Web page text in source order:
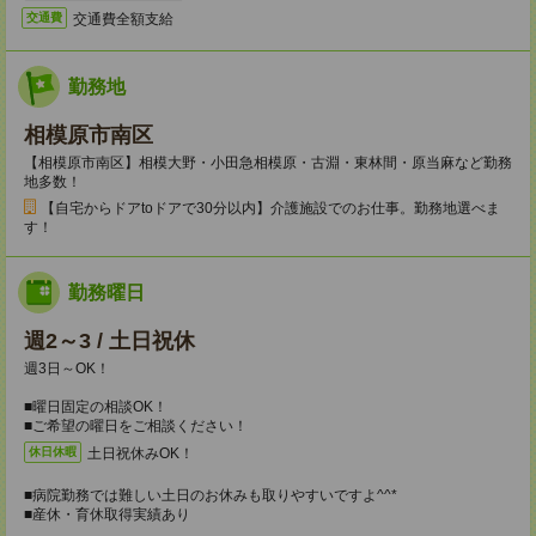
交通費 交通費全額支給
勤務地
相模原市南区
【相模原市南区】相模大野・小田急相模原・古淵・東林間・原当麻など勤務
地多数！
【自宅からドアtoドアで30分以内】介護施設でのお仕事。勤務地選べま
す！
勤務曜日
週2～3 / 土日祝休
週3日～OK！
■曜日固定の相談OK！
■ご希望の曜日をご相談ください！
休日休暇 土日祝休みOK！
■病院勤務では難しい土日のお休みも取りやすいですよ^^*
■産休・育休取得実績あり